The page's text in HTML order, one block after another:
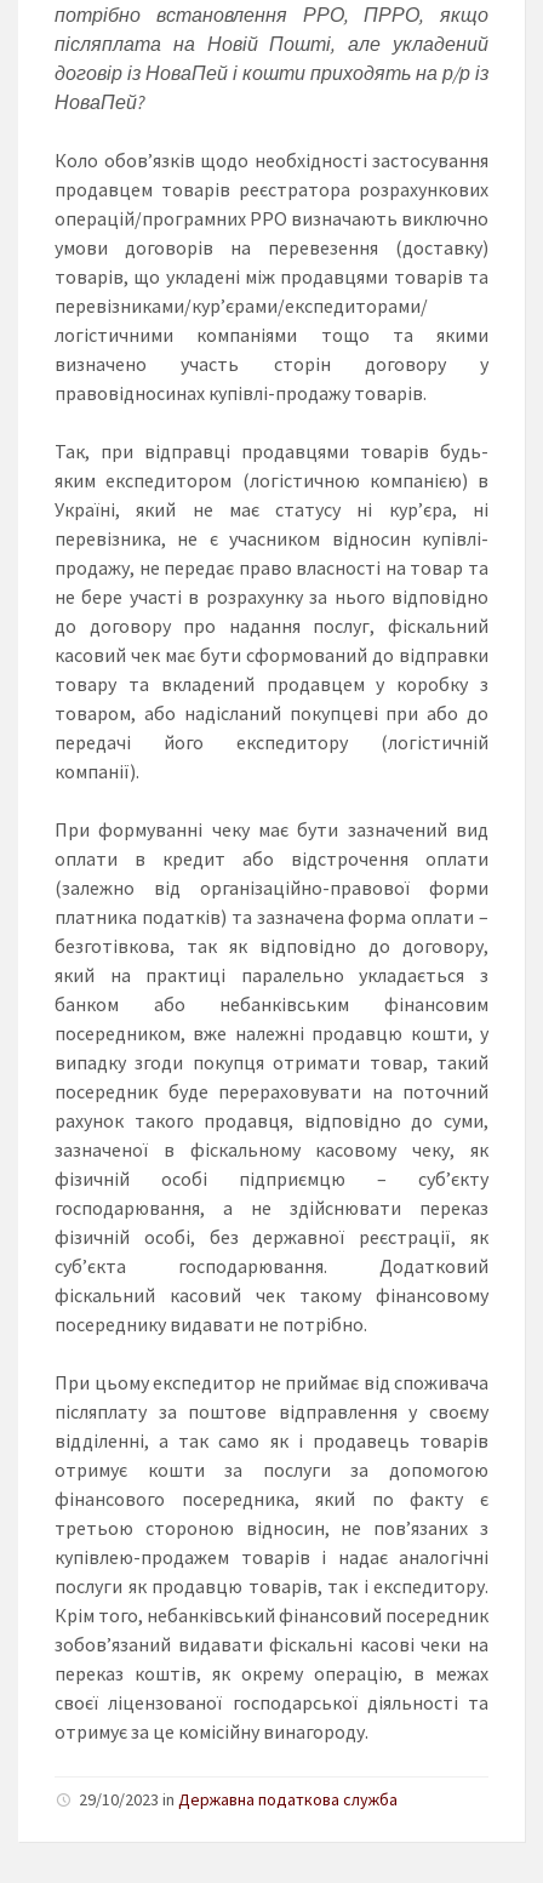
потрібно встановлення РРО, ПРРО, якщо
післяплата на Новій Пошті, але укладений
договір із НоваПей і кошти приходять на р/р із
НоваПей?
Коло обов’язків щодо необхідності застосування
продавцем товарів реєстратора розрахункових
операцій/програмних РРО визначають виключно
умови договорів на перевезення (доставку)
товарів, що укладені між продавцями товарів та
перевізниками/кур’єрами/експедиторами/
логістичними компаніями тощо та якими
визначено участь сторін договору у
правовідносинах купівлі-продажу товарів.
Так, при відправці продавцями товарів будь-
яким експедитором (логістичною компанією) в
Україні, який не має статусу ні кур’єра, ні
перевізника, не є учасником відносин купівлі-
продажу, не передає право власності на товар та
не бере участі в розрахунку за нього відповідно
до договору про надання послуг, фіскальний
касовий чек має бути сформований до відправки
товару та вкладений продавцем у коробку з
товаром, або надісланий покупцеві при або до
передачі його експедитору (логістичній
компанії).
При формуванні чеку має бути зазначений вид
оплати в кредит або відстрочення оплати
(залежно від організаційно-правової форми
платника податків) та зазначена форма оплати –
безготівкова, так як відповідно до договору,
який на практиці паралельно укладається з
банком або небанківським фінансовим
посередником, вже належні продавцю кошти, у
випадку згоди покупця отримати товар, такий
посередник буде перераховувати на поточний
рахунок такого продавця, відповідно до суми,
зазначеної в фіскальному касовому чеку, як
фізичній особі підприємцю – суб’єкту
господарювання, а не здійснювати переказ
фізичній особі, без державної реєстрації, як
суб’єкта господарювання. Додатковий
фіскальний касовий чек такому фінансовому
посереднику видавати не потрібно.
При цьому експедитор не приймає від споживача
післяплату за поштове відправлення у своєму
відділенні, а так само як і продавець товарів
отримує кошти за послуги за допомогою
фінансового посередника, який по факту є
третьою стороною відносин, не пов’язаних з
купівлею-продажем товарів і надає аналогічні
послуги як продавцю товарів, так і експедитору.
Крім того, небанківський фінансовий посередник
зобов’язаний видавати фіскальні касові чеки на
переказ коштів, як окрему операцію, в межах
своєї ліцензованої господарської діяльності та
отримує за це комісійну винагороду.
29/10/2023 in Державна податкова служба